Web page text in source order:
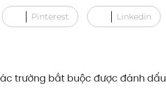
Pinterest Linkedin
trường bắt buộc được đánh dấu